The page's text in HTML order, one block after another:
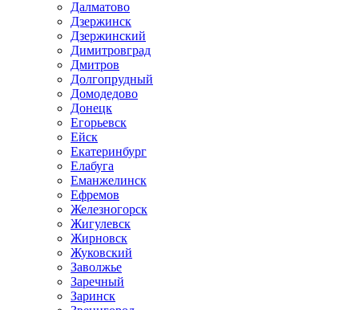
Далматово
Дзержинск
Дзержинский
Димитровград
Дмитров
Долгопрудный
Домодедово
Донецк
Егорьевск
Ейск
Екатеринбург
Елабуга
Еманжелинск
Ефремов
Железногорск
Жигулевск
Жирновск
Жуковский
Заволжье
Заречный
Заринск